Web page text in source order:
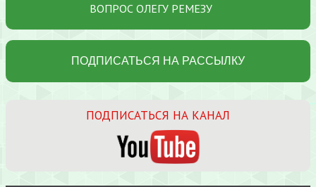
ВОПРОС ОЛЕГУ РЕМЕЗУ
ПОДПИСАТЬСЯ НА КАНАЛ